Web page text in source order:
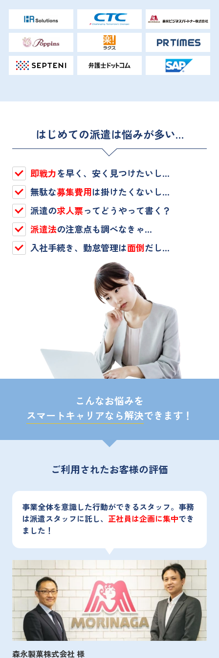
はじめての派遣は悩みが多い…
即戦力を早く、安く見つけたいし…
無駄な募集費用は掛けたくないし…
派遣の求人票ってどうやって書く？
派遣法の注意点も調べなきゃ…
入社手続き、勤怠管理は面倒だし…
こんなお悩みを
スマートキャリアなら解決できます！
ご利用されたお客様の評価
事業全体を意識した行動ができるスタッフ。事務
は派遣スタッフに託し、 正社員は企画に集中でき
ました！
森永製菓株式会社 様